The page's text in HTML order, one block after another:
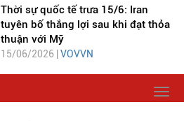
Thời sự quốc tế trưa 15/6: Iran
tuyên bố thắng lợi sau khi đạt thỏa
thuận với Mỹ
15/06/2026 | VOVVN